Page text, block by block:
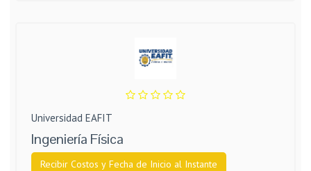
Universidad EAFIT
Ingeniería Física
Recibir Costos y Fecha de Inicio al Instante